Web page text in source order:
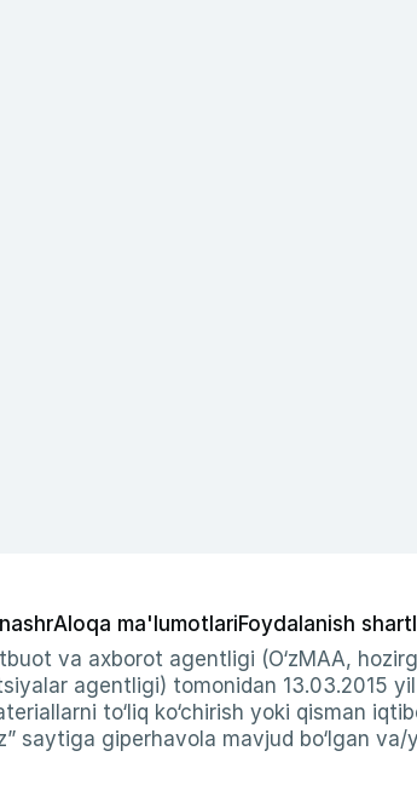
Aloqa ma'lumotlariFoydalanish
va axborot agentligi (O‘zMAA,
agentligi) tomonidan 13.03.2015
to‘liq ko‘chirish yoki qisman
saytiga giperhavola mavjud bo‘lgan